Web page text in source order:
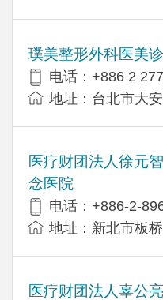
璞美整形外科医美
电话：+886 2
地址：台北市大
医疗财团法人徐元
念医院
电话：+886-2-
地址：新北市板
医疗财团法人辜公